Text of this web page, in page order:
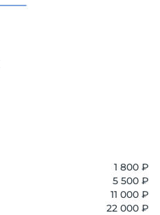
1 800 ₽
5 500 ₽
11 000 ₽
22 000 ₽